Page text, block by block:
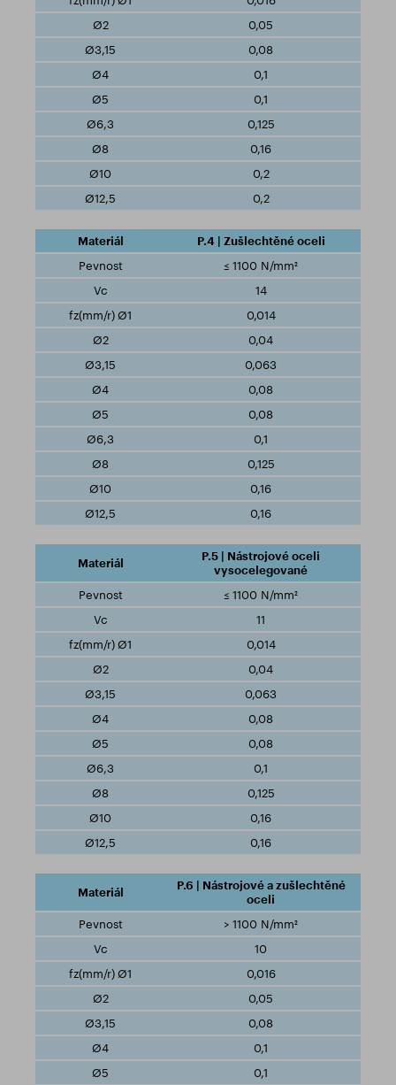
0,05
0,08
0,1
0,1
0,125
0,16
0,2
0,2
P.4 | Zušlechtěné oceli
≤ 1100 N/mm²
14
0,014
0,04
0,063
0,08
0,08
0,1
0,125
0,16
0,16
P.5 | Nástrojové oceli
vysocelegované
≤ 1100 N/mm²
11
0,014
0,04
0,063
0,08
0,08
0,1
0,125
0,16
0,16
P.6 | Nástrojové a zušlechtěné
oceli
> 1100 N/mm²
10
0,016
0,05
0,08
0,1
0,1